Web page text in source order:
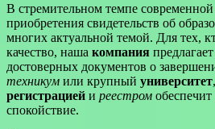
В стремительном темпе
приобретения свидетельств об
многих актуальной темой. Для тех,
качество, наша компания
достоверных документов о
техникум или крупный университет
регистрацией и реестром
спокойствие.